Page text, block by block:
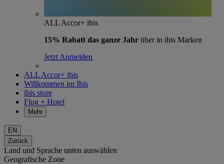
ALL Accor+ ibis
15% Rabatt das ganze Jahr über in ibis Marken
Jetzt Anmelden
ALL Accor+ ibis
Willkommen im Ibis
ibis store
Flug + Hotel
Mehr
EN
Zurück
Land und Sprache unten auswählen
Geografische Zone